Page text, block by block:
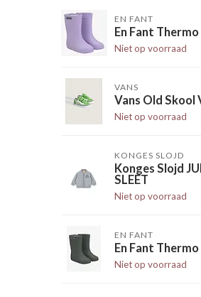
EN FANT
En Fant
Niet op voorraad
VANS
Vans Old Skool
Niet op voorraad
KONGES SLOJD
Konges Slojd
SLEET
Niet op voorraad
EN FANT
En Fant
Niet op voorraad